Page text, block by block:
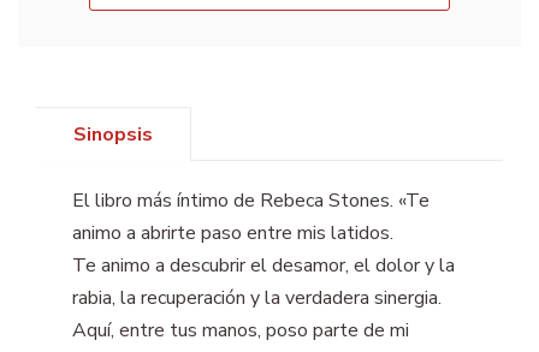
Sinopsis
El libro más íntimo de Rebeca Stones. «Te
animo a abrirte paso entre mis latidos.
Te animo a descubrir el desamor, el dolor y la
rabia, la recuperación y la verdadera sinergia.
Aquí, entre tus manos, poso parte de mi